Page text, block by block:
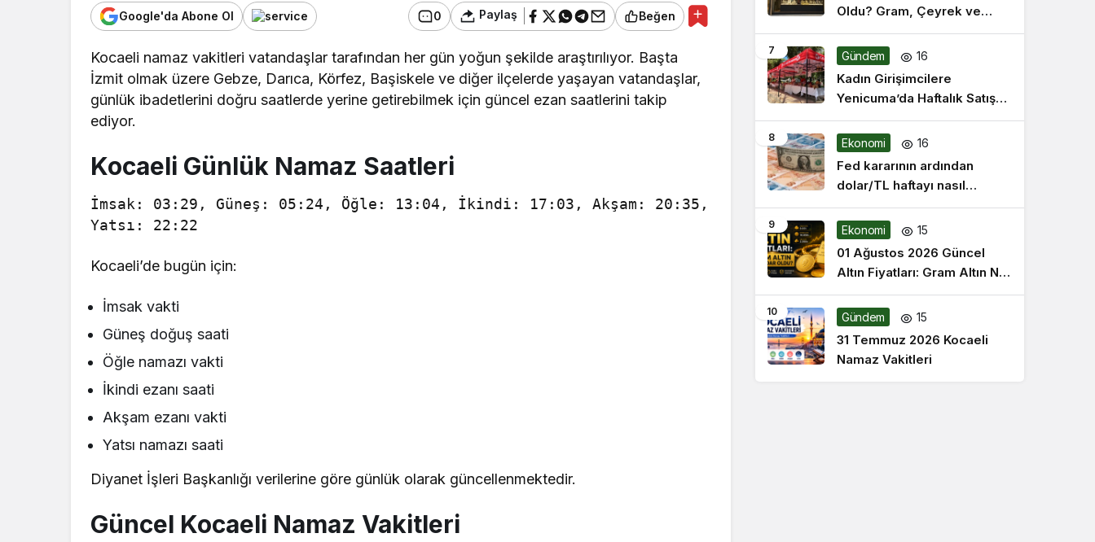
Google'da Abone Ol 0 Paylaş Beğen
Kocaeli namaz vakitleri vatandaşlar tarafından her gün yoğun şekilde araştırılıyor. Başta
İzmit olmak üzere Gebze, Darıca, Körfez, Başiskele ve diğer ilçelerde yaşayan vatandaşlar,
günlük ibadetlerini doğru saatlerde yerine getirebilmek için güncel ezan saatlerini takip
ediyor.
Kocaeli Günlük Namaz Saatleri
İmsak: 03:29, Güneş: 05:24, Öğle: 13:04, İkindi: 17:03, Akşam: 20:35,
Yatsı: 22:22
Kocaeli’de bugün için:
İmsak vakti
Güneş doğuş saati
Öğle namazı vakti
İkindi ezanı saati
Akşam ezanı vakti
Yatsı namazı saati
Diyanet İşleri Başkanlığı verilerine göre günlük olarak güncellenmektedir.
Güncel Kocaeli Namaz Vakitleri
Oldu? Gram, Çeyrek ve
Cumhuriyet TL
7 Gündem 16
Kadın Girişimcilere
Yenicuma’da Haftalık Satış
Fırsatı
8 Ekonomi 16
Fed kararının ardından
dolar/TL haftayı nasıl
tamamlıyor?
9 Ekonomi 15
01 Ağustos 2026 Güncel
Altın Fiyatları: Gram Altın Ne
Kadar Oldu?
10 Gündem 15
31 Temmuz 2026 Kocaeli
Namaz Vakitleri